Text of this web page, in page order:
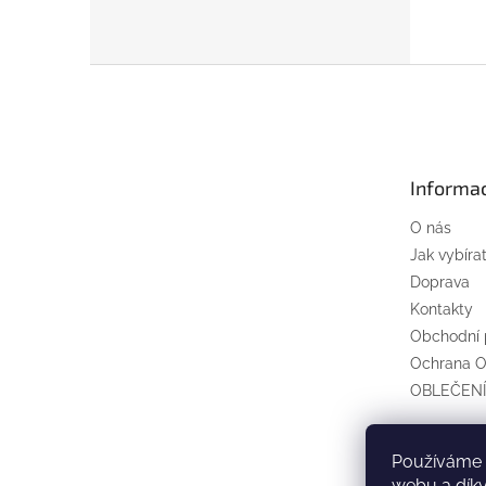
O nás
Jak vybírat
Doprava
Kontakty
Obchodní
Ochrana